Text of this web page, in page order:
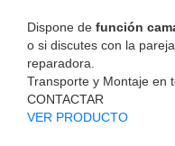
Dispone de función
o si discutes con la
reparadora.
Transporte y Montaje en
CONTACTAR
VER PRODUCTO